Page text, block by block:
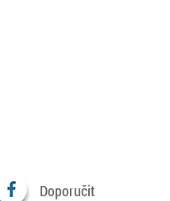
Doporučit